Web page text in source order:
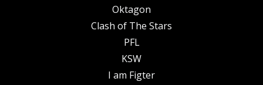
Oktagon
Clash of The Stars
PFL
KSW
I am Figter